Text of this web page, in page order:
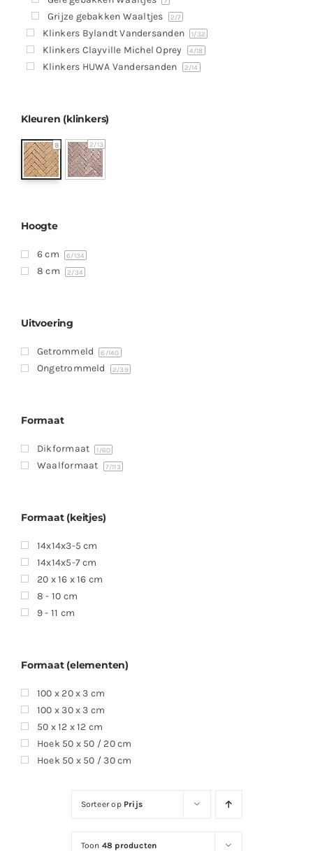
Contact
Offerte aanvragen
Sorteer op Prijs
Toon 48 producten
Grijze gebakken Waaltjes 2/7
Klinkers Bylandt Vandersanden 1/32
Klinkers Clayville Michel Oprey 4/18
Klinkers HUWA Vandersanden 2/14
Kleuren (klinkers)
8 2/13
Hoogte
6 cm 6/134
8 cm 2/34
Uitvoering
Getrommeld 6 /140
Ongetrommeld 2/39
Formaat
Dikformaat 1/60
Waalformaat 7/113
Formaat (keitjes)
14x14x3-5 cm
14x14x5-7 cm
20 x 16 x 16 cm
8 - 10 cm
9 - 11 cm
Formaat (elementen)
100 x 20 x 3 cm
100 x 30 x 3 cm
50 x 12 x 12 cm
Hoek 50 x 50 / 20 cm
Hoek 50 x 50 / 30 cm